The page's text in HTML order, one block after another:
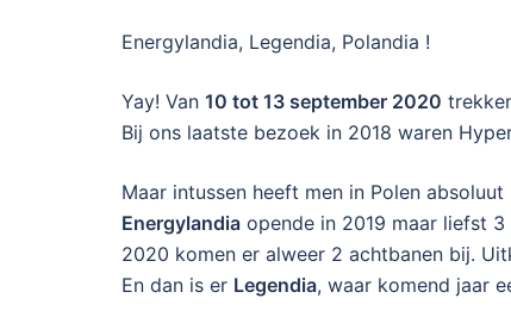
Energylandia, Legendia, Polandia !
Yay! Van 10 tot 13 september 2020
Bij ons laatste bezoek in 2018 waren
Maar intussen heeft men in Polen
Energylandia opende in 2019 maar liefst
2020 komen er alweer 2 achtbanen bij.
En dan is er Legendia, waar komend jaar